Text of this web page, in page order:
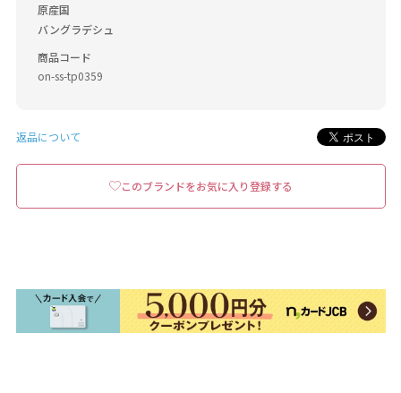
原産国
バングラデシュ
商品コード
on-ss-tp0359
返品について
このブランドをお気に入り登録する